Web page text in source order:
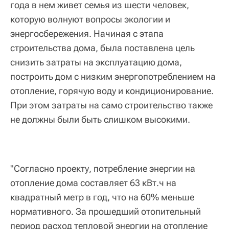
года в нем живет семья из шести человек,
которую волнуют вопросы экологии и
энергосбережения. Начиная с этапа
строительства дома, была поставлена цель
снизить затраты на эксплуатацию дома,
построить дом с низким энергопотреблением на
отопление, горячую воду и кондиционирование.
При этом затраты на само строительство также
не должны были быть слишком высокими.
"Согласно проекту, потребление энергии на
отопление дома составляет 63 кВт.ч на
квадратный метр в год, что на 60% меньше
нормативного. За прошедший отопительный
период расход тепловой энергии на отопление